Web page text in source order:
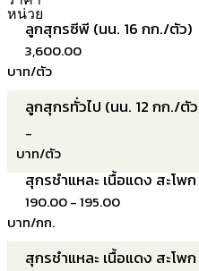
หน่วย
ลูกสุกรซีพี (นน. 16 กก./ตัว)
3,600.00
บาท/ตัว
ลูกสุกรทั่วไป (นน. 12 กก./ตั
-
บาท/ตัว
สุกรชำแหละ เนื้อแดง สะโพ
190.00 - 195.00
บาท/กก.
สุกรชำแหละ เนื้อแดง สะโพก